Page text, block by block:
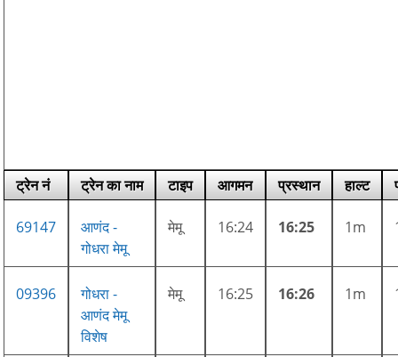
ट्रेन नं ट्रेन का नाम टाइप आगमन प्रस्थान हाल्ट
69147
आणंद -
गोधरा मेमू
मेमू 16:24 16:25 1m
09396
गोधरा -
आणंद मेमू
विशेष
मेमू 16:25 16:26 1m